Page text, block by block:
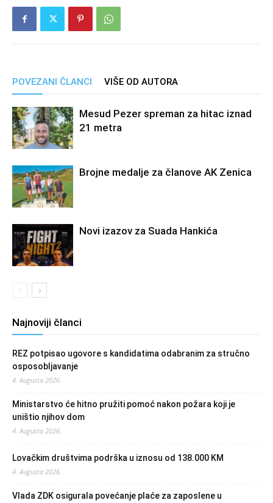
POVEZANI ČLANCI VIŠE OD AUTORA
Mesud Pezer spreman za hitac iznad
21 metra
Brojne medalje za članove AK Zenica
Novi izazov za Suada Hankića
Najnoviji članci
REZ potpisao ugovore s kandidatima odabranim za stručno
osposobljavanje
4. Augusta 2026.
Ministarstvo će hitno pružiti pomoć nakon požara koji je
uništio njihov dom
4. Augusta 2026.
Lovačkim društvima podrška u iznosu od 138.000 KM
4. Augusta 2026.
Vlada ZDK osigurala povećanje plaće za zaposlene u